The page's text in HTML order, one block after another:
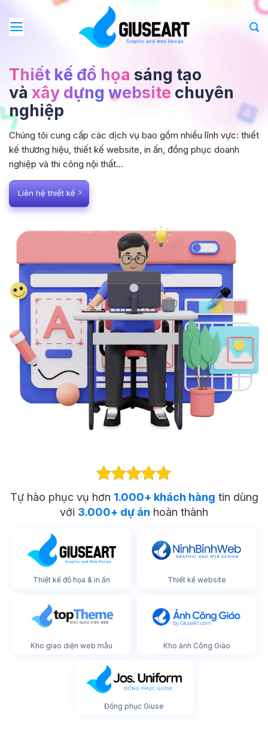
qua
nội
Thiết kế đồ họa sáng tạo
và xây dựng website chuyên
nghiệp
Chúng tôi cung cấp các dịch vụ bao gồm nhiều lĩnh vực: thiết
kế thương hiệu, thiết kế website, in ấn, đồng phục doanh
nghiệp và thi công nội thất…
Liên hệ thiết kế
Tự hào phục vụ hơn 1.000+ khách hàng tin dùng
với 3.000+ dự án hoàn thành
Thiết kế đồ họa & in ấn Thiết kế website
Kho giao diện web mẫu Kho ảnh Công Giáo
Đồng phục Giuse